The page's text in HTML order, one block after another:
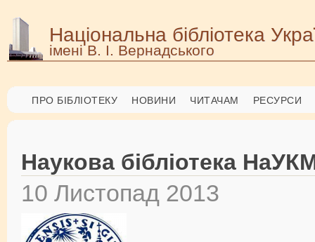
Національна бібліотека
імені В. І. Вернадського
ПРО БІБЛІОТЕКУ НОВИНИ ЧИТАЧАМ РЕСУРСИ
Наукова бібліотека
10 Листопад 2013